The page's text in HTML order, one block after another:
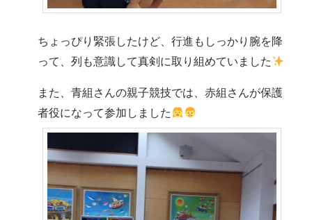
ちょっぴり緊張したけど、行進もしっかり腕を降
って、列も意識して真剣に取り組めていました
また、青組さんの親子競技では、赤組さんが保護
者役になって参加しました